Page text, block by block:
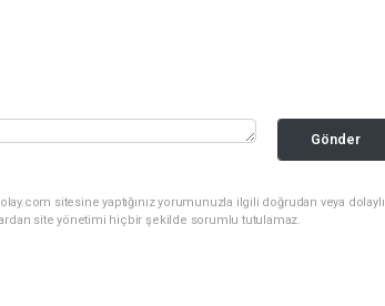
Gönder
sitesine yaptığınız yorumunuzla ilgili doğrudan veya dolaylı
site yönetimi hiçbir şekilde sorumlu tutulamaz.